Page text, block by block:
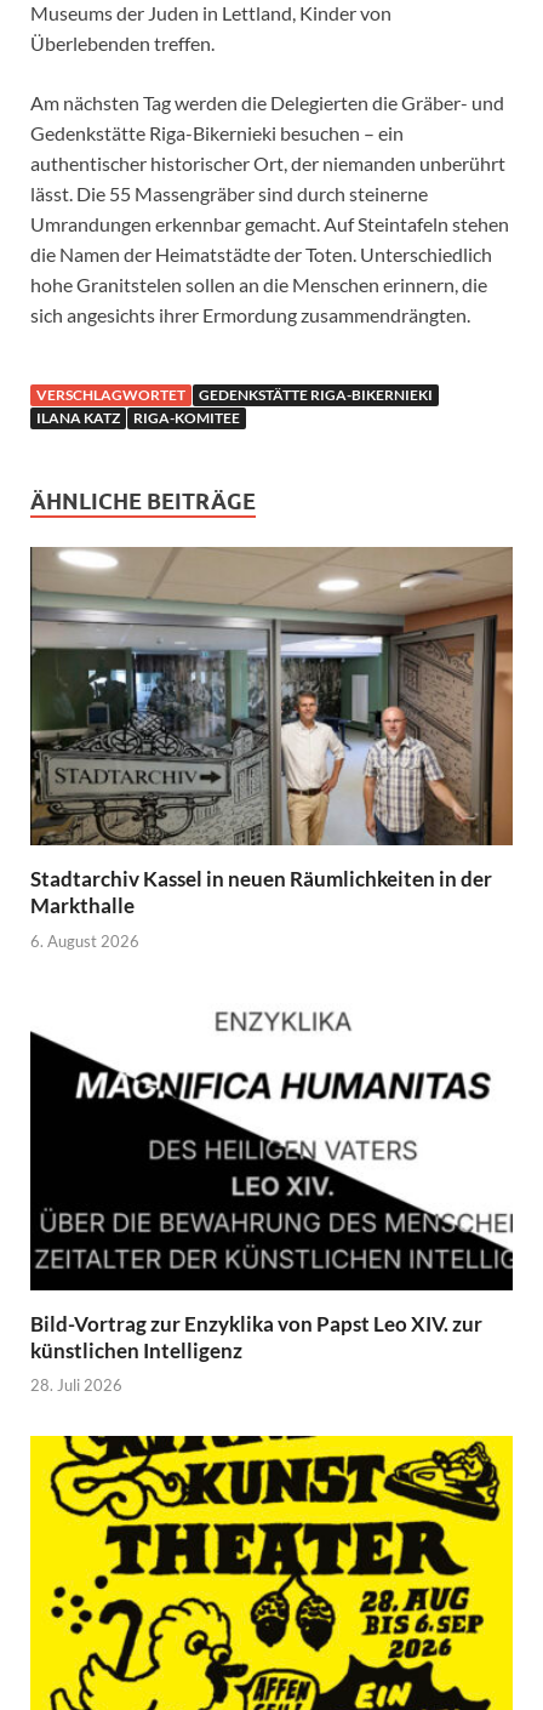
Museums der Juden in Lettland, Kinder von
Überlebenden treffen.
Am nächsten Tag werden die Delegierten die Gräber- und
Gedenkstätte Riga-Bikernieki besuchen – ein
authentischer historischer Ort, der niemanden unberührt
lässt. Die 55 Massengräber sind durch steinerne
Umrandungen erkennbar gemacht. Auf Steintafeln stehen
die Namen der Heimatstädte der Toten. Unterschiedlich
hohe Granitstelen sollen an die Menschen erinnern, die
sich angesichts ihrer Ermordung zusammendrängten.
VERSCHLAGWORTET
GEDENKSTÄTTE RIGA-BIKERNIEKI
ILANA KATZ
RIGA-KOMITEE
ÄHNLICHE BEITRÄGE
Stadtarchiv Kassel in neuen Räumlichkeiten in der
Markthalle
6. August 2026
Bild-Vortrag zur Enzyklika von Papst Leo XIV. zur
künstlichen Intelligenz
28. Juli 2026